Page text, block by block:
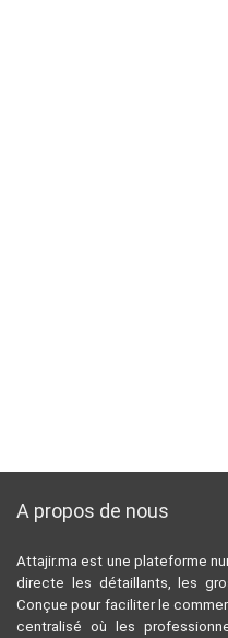
A propos de nous
Attajir.ma est une plateforme
directe les détaillants, les
Conçue pour faciliter le
centralisé où les